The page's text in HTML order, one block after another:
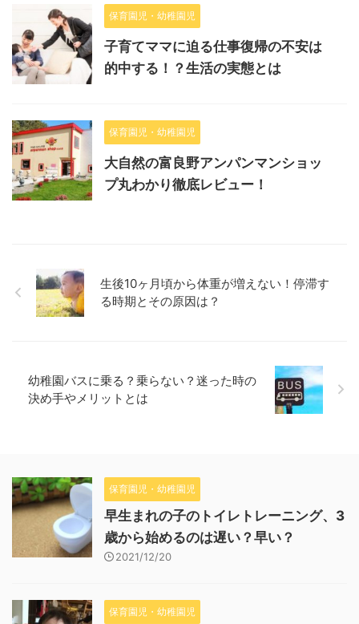
保育園児・幼稚園児
子育てママに迫る仕事復帰の不安は
的中する！？生活の実態とは
保育園児・幼稚園児
大自然の富良野アンパンマンショッ
プ丸わかり徹底レビュー！
生後10ヶ月頃から体重が増えない！停滞す
る時期とその原因は？
幼稚園バスに乗る？乗らない？迷った時の
決め手やメリットとは
保育園児・幼稚園児
早生まれの子のトイレトレーニング、3
歳から始めるのは遅い？早い？
2021/12/20
保育園児・幼稚園児